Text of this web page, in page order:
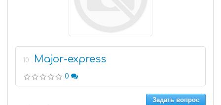
10 Major-express
0
Задать вопрос